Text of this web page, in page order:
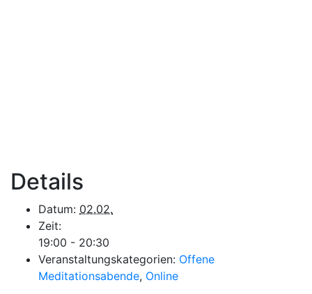
Details
Datum: 02.02.
Zeit:
19:00 - 20:30
Veranstaltungskategorien: Offene
Meditationsabende, Online